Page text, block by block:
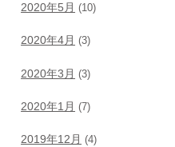
2020年5月 (10)
2020年4月 (3)
2020年3月 (3)
2020年1月 (7)
2019年12月 (4)